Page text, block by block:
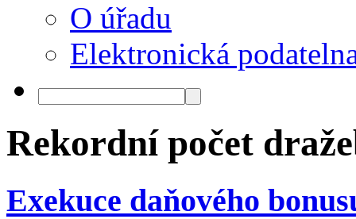
O úřadu
Elektronická
Rekordní počet
Exekuce daňového